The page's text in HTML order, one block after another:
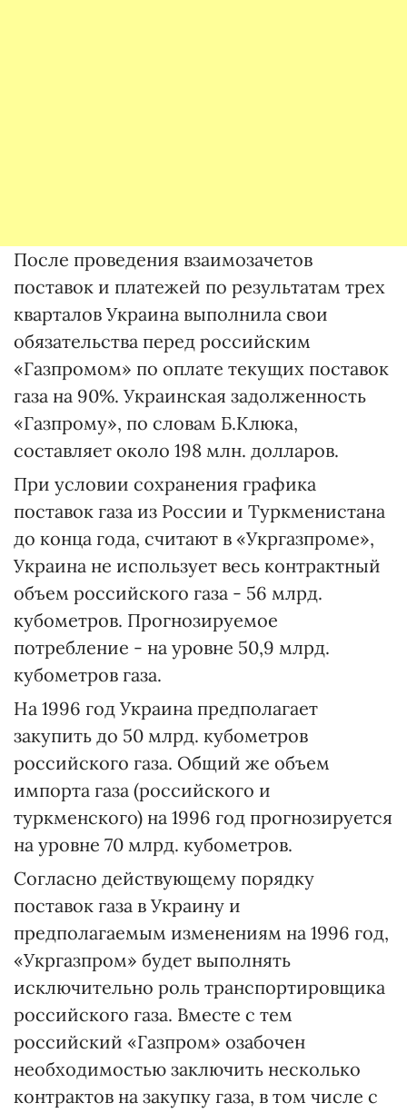
После проведения взаимозачетов
поставок и платежей по результатам трех
кварталов Украина выполнила свои
обязательства перед российским
«Газпромом» по оплате текущих поставок
газа на 90%. Украинская задолженность
«Газпрому», по словам Б.Клюка,
составляет около 198 млн. долларов.
При условии сохранения графика
поставок газа из России и Туркменистана
до конца года, считают в «Укргазпроме»,
Украина не использует весь контрактный
объем российского газа - 56 млрд.
кубометров. Прогнозируемое
потребление - на уровне 50,9 млрд.
кубометров газа.
На 1996 год Украина предполагает
закупить до 50 млрд. кубометров
российского газа. Общий же объем
импорта газа (российского и
туркменского) на 1996 год прогнозируется
на уровне 70 млрд. кубометров.
Согласно действующему порядку
поставок газа в Украину и
предполагаемым изменениям на 1996 год,
«Укргазпром» будет выполнять
исключительно роль транспортировщика
российского газа. Вместе с тем
российский «Газпром» озабочен
необходимостью заключить несколько
контрактов на закупку газа, в том числе с